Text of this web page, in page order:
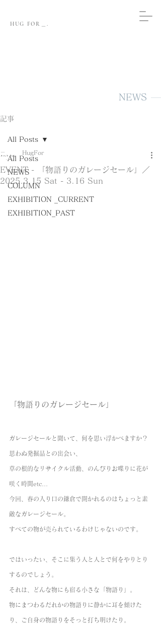
HUG FOR＿.
NEWS
記事
All Posts
NEWS
COLUMN
EXHIBITION _CURRENT
EXHIBITION_PAST
All Posts
EVENT - 「物語りのガレージセール」／
2025.3.15 Sat - 3.16 Sun
HugFor
「物語りのガレージセール」
ガレージセールと聞いて、何を思い浮かべますか？
思わぬ発掘品との出会い、
草の根的なリサイクル活動、のんびりお喋りに花が
咲く時間etc…
今回、春の入り口の鎌倉で開かれるのはちょっと素
敵なガレージセール。
すべての物が売られているわけじゃないのです。
ではいったい、そこに集う人と人とで何をやりとり
するのでしょう。
それは、どんな物にも宿る小さな「物語り」。
物にまつわるだれかの物語りに静かに耳を傾けた
り、ご自身の物語りをそっと打ち明けたり。